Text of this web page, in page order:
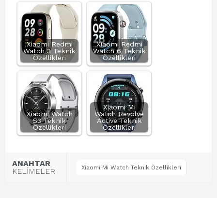
Xiaomi Redmi
Watch 3 Teknik
Özellikleri
Xiaomi Redmi
Watch 6 Teknik
Özellikleri
Xiaomi Watch
S3 Teknik
Özellikleri
Xiaomi Mi
Watch Revolve
Active Teknik
Özellikleri
ANAHTAR
KELİMELER
Xiaomi Mi Watch Teknik Özellikleri